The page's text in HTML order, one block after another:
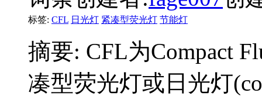
标签: CFL 日光灯 紧凑型荧光灯 节能灯
摘要: CFL为Compact
凑型荧光灯或日光灯